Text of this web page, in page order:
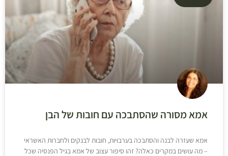
אמא מסורה שהסתבכה עם חובות של הבן
אמא שעזרה לבנה והסתבכה בערבויות, חובות לבנקים ולחברות האשראי
– מה עושים במקרים כאלה? זהו סיפור עצוב של אמא בגיל הפנסיה שכל